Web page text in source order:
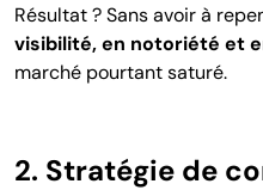
Résultat ? Sans avoir à
visibilité, en notoriété et
marché pourtant saturé.
2. Stratégie de